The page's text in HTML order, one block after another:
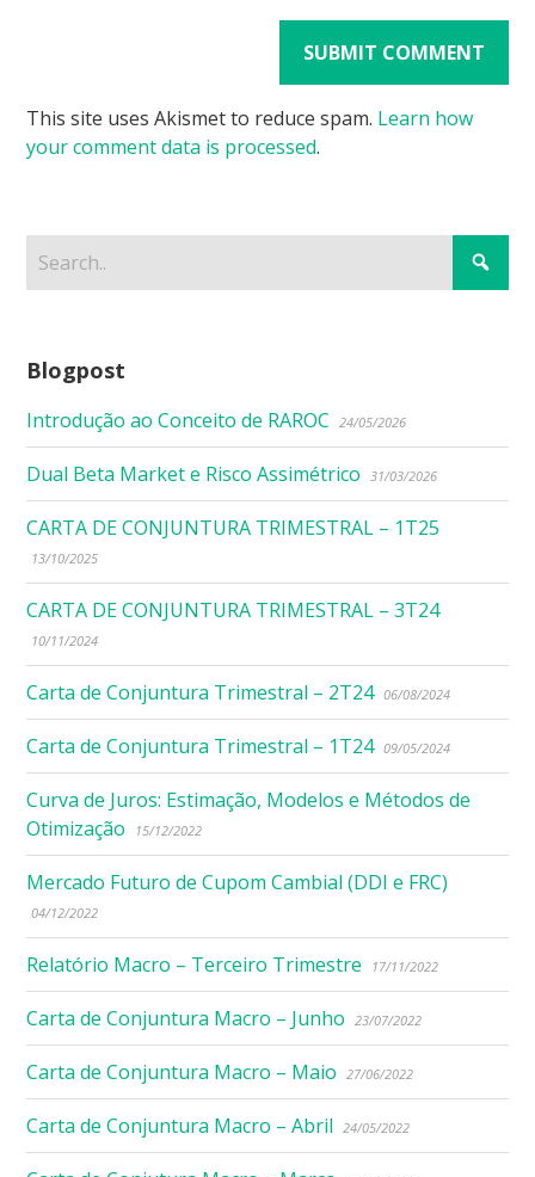
This site uses Akismet to reduce spam. Learn how
your comment data is processed.
Blogpost
Introdução ao Conceito de RAROC 24/05/2026
Dual Beta Market e Risco Assimétrico 31/03/2026
CARTA DE CONJUNTURA TRIMESTRAL – 1T25
13/10/2025
CARTA DE CONJUNTURA TRIMESTRAL – 3T24
10/11/2024
Carta de Conjuntura Trimestral – 2T24 06/08/2024
Carta de Conjuntura Trimestral – 1T24 09/05/2024
Curva de Juros: Estimação, Modelos e Métodos de
Otimização
15/12/2022
Mercado Futuro de Cupom Cambial (DDI e FRC)
04/12/2022
Relatório Macro – Terceiro Trimestre 17/11/2022
Carta de Conjuntura Macro – Junho 23/07/2022
Carta de Conjuntura Macro – Maio 27/06/2022
Carta de Conjuntura Macro – Abril 24/05/2022